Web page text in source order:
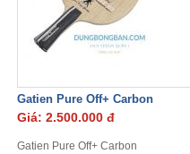
Gatien Pure Off+ Carbon
Giá: 2.500.000 đ
Gatien Pure Off+ Carbon